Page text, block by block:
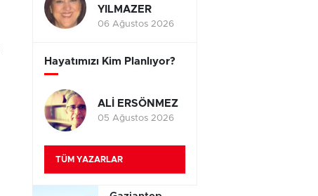
YILMAZER
06 Ağustos 2026
Hayatımızı Kim Planlıyor?
ALİ ERSÖNMEZ
05 Ağustos 2026
TÜM YAZARLAR